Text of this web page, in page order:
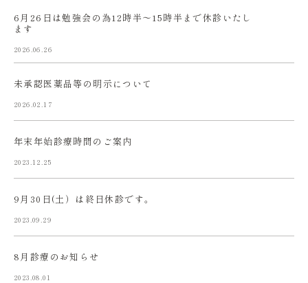
6月26日は勉強会の為12時半〜15時半まで休診いたし
ます
2026.06.26
未承認医薬品等の明示について
2026.02.17
年末年始診療時間のご案内
2023.12.25
9月30日(土）は終日休診です。
2023.09.29
8月診療のお知らせ
2023.08.01